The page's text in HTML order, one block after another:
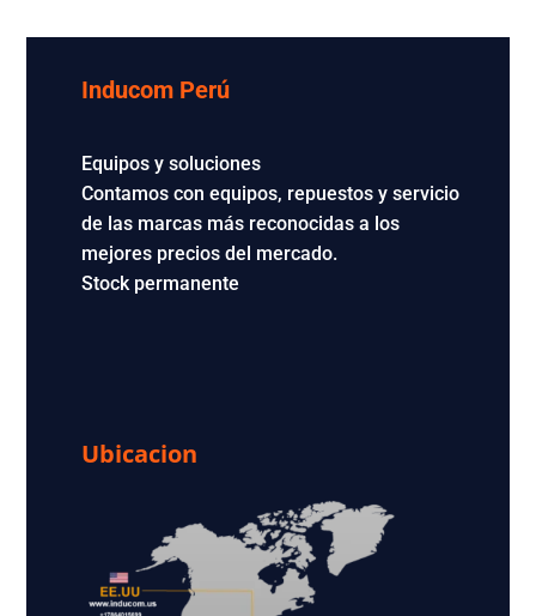
Inducom Perú
Equipos y soluciones
Contamos con equipos, repuestos y servicio
de las marcas más reconocidas a los
mejores precios del mercado.
Stock permanente
Ubicacion